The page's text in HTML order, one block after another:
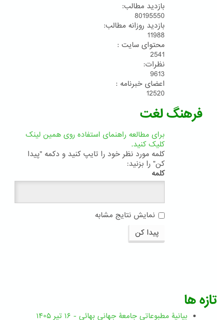
بازدید مطالب:
80195550
بازدید روزانه مطالب:
11988
محتوای سایت :
2541
نظرات:
9613
اعضای خبرنامه :
12520
فرهنگ لغت
برای مطالعه راهنمای استفاده روی همین لینک
کلیک کنید.
کلمه مورد نظر خود را تایپ کنید و دکمه "پیدا
کن" را بزنید:
کلمه
نمایش نتایج مشابه
پیدا کن
تازه ها
بیانیۀ مطبوعاتی جامعۀ جهانی بهائی - ۱۶ تیر ۱۴۰۵